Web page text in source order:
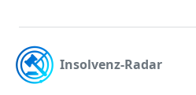
Insolvenz-Radar